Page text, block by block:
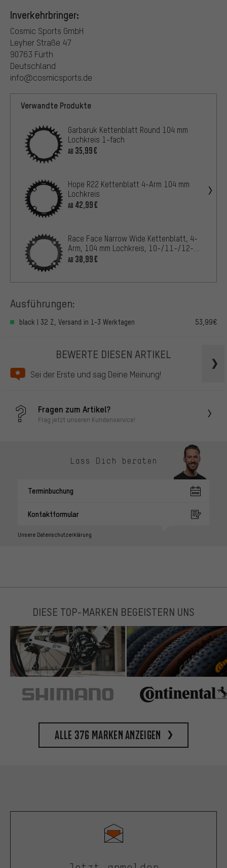
Inverkehrbringer:
Cosmic Sports GmbH
Leyher Straße 47
90763 Fürth
Deutschland
info@cosmicsports.de
Verwandte Produkte
Garbaruk Kettenblatt Round 104 mm
Lochkreis 1-fach
AB 35,99€
Hope R22 Kettenblatt 4-Arm 104 mm
Lochkreis
AB 42,99€
Race Face Narrow Wide Kettenblatt, 4-
Arm, 104 mm Lochkreis, 10-/11-/12-
fach
AB 30,99€
Ausführungen:
black | 32 Z, Versand in 1-3 Werktagen 53,99€
BEWERTE DIESEN ARTIKEL
Sei der Erste und sag Deine Meinung!
Fragen zum Artikel?
Frag jetzt unseren Kundenservice!
Lass Dich beraten
Terminbuchung
Kontaktformular
Unsere Datenschutzerklärung
DIESE TOP-MARKEN BEGEISTERN UNS
Alle 376 Marken anzeigen